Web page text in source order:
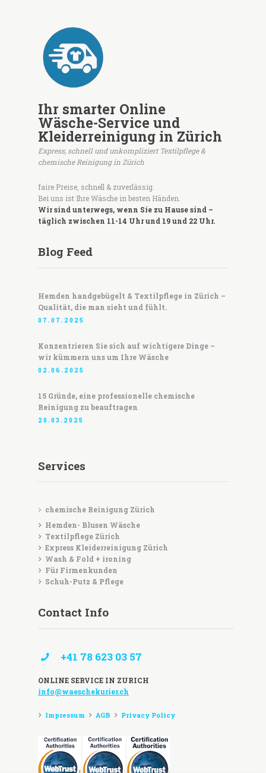
Ihr smarter Online
Wäsche-Service und
Kleiderreinigung in Zürich
Express, schnell und unkompliziert Textilpflege &
chemische Reinigung in Zürich
faire Preise, schnell & zuverlässig.
Bei uns ist Ihre Wäsche in besten Händen.
Wir sind unterwegs, wenn Sie zu Hause sind –
täglich zwischen 11-14 Uhr und 19 und 22 Uhr.
Blog Feed
Hemden handgebügelt & Textilpflege in Zürich –
Qualität, die man sieht und fühlt.
07.07.2025
Konzentrieren Sie sich auf wichtigere Dinge –
wir kümmern uns um Ihre Wäsche
02.06.2025
15 Gründe, eine professionelle chemische
Reinigung zu beauftragen
20.03.2025
Services
chemische Reinigung Zürich
Hemden- Blusen Wäsche
Textilpflege Zürich
Express Kleiderreinigung Zürich
Wash & Fold + ironing
Für Firmenkunden
Schuh-Putz & Pflege
Contact Info
+41 78 623 03 57
ONLINE SERVICE IN ZURICH
info@waeschekurier.ch
Impressum AGB Privacy Policy